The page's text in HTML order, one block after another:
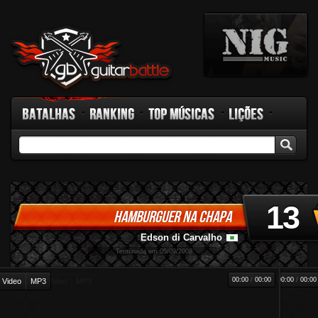
GB TV
Rádio Fórum Facebook
HAMBURGUER NA CHAPA 13
-
Edson di Carvalho
Terminada em 05/09/2008
00:00 / 00:00
Video MP3 00:00 / 00:00